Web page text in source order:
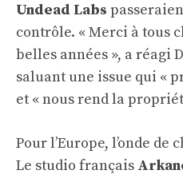
Undead Labs
contrôle. « Merci à tous
belles années », a réagi
saluant une issue qui «
et « nous rend la
Pour l’Europe, l’onde de
Le studio français